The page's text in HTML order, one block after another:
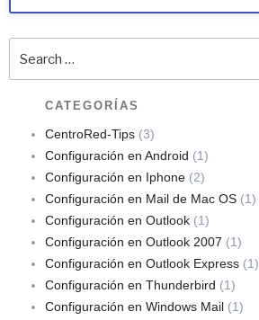
CATEGORÍAS
CentroRed-Tips (3)
Configuración en Android (1)
Configuración en Iphone (2)
Configuración en Mail de Mac OS (1)
Configuración en Outlook (1)
Configuración en Outlook 2007 (1)
Configuración en Outlook Express (1)
Configuración en Thunderbird (1)
Configuración en Windows Mail (1)